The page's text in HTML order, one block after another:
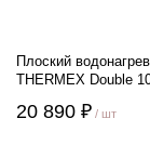
Плоский
THERMEX Double
20 890 ₽ / шт